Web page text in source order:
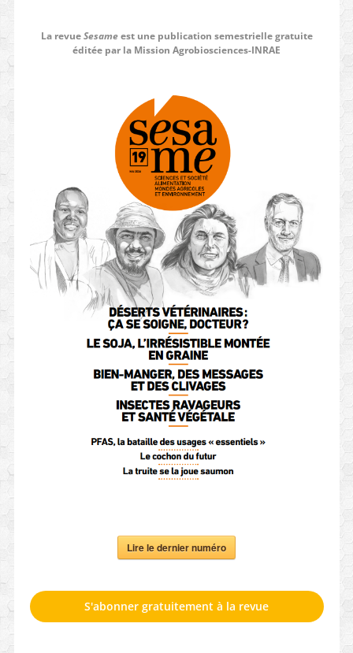
La revueSesameest une publication semestrielle gratuite
éditée par la Mission Agrobiosciences-INRAE
Lire le dernier numéro
S'abonner gratuitement à la revue